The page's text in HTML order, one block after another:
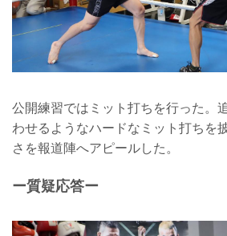
公開練習ではミット打ちを行った。
わせるようなハードなミット打ちを
さを報道陣へアピールした。
ー質疑応答ー